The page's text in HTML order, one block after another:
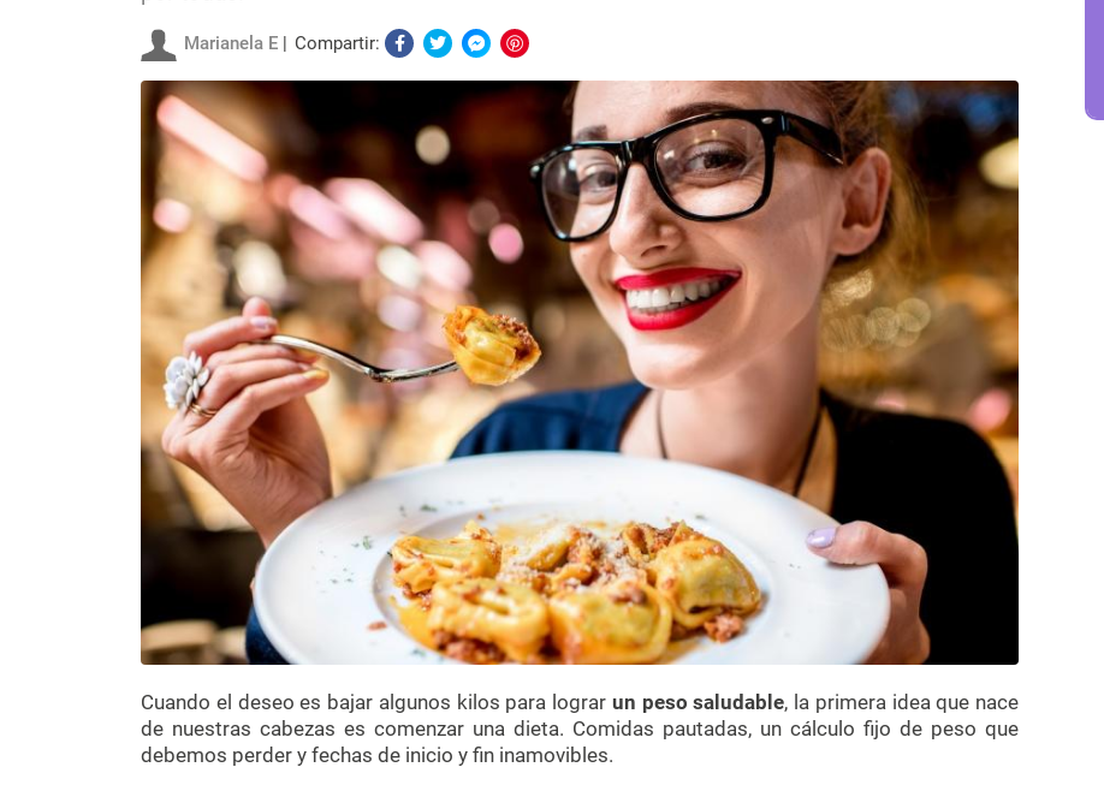
Marianela E Compartir:
Cuando el deseo es bajar algunos kilos para lograr un peso saludable, la primera idea que nace
de nuestras cabezas es comenzar una dieta. Comidas pautadas, un cálculo fijo de peso que
debemos perder y fechas de inicio y fin inamovibles.